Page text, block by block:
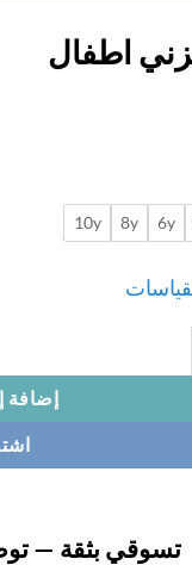
اطفال
6y
8y
10y
إضافة
تسوقي بثقة —